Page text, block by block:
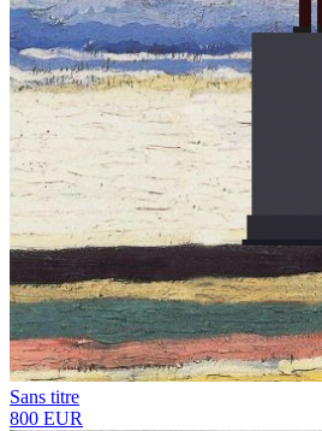
Sans titre
800 EUR